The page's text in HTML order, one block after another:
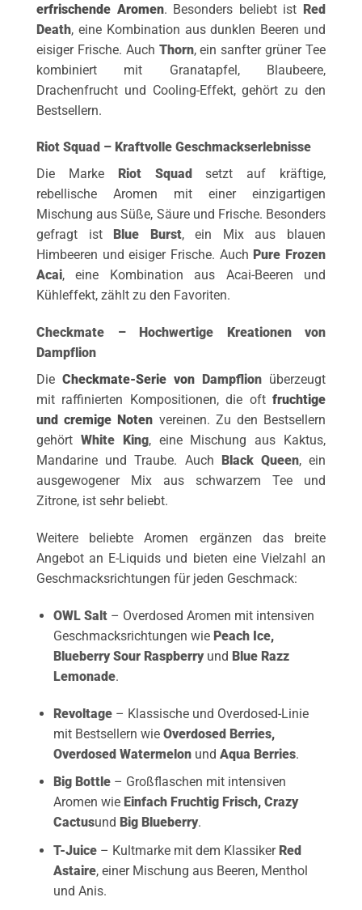
erfrischende Aromen. Besonders beliebt ist Red
Death, eine Kombination aus dunklen Beeren und
eisiger Frische. Auch Thorn, ein sanfter grüner Tee
kombiniert mit Granatapfel, Blaubeere,
Drachenfrucht und Cooling-Effekt, gehört zu den
Bestsellern.
Riot Squad – Kraftvolle Geschmackserlebnisse
Die Marke
Riot Squad
setzt auf kräftige,
rebellische Aromen mit einer einzigartigen
Mischung aus Süße, Säure und Frische. Besonders
gefragt ist
Blue Burst, ein Mix aus blauen
Himbeeren und eisiger Frische. Auch Pure Frozen
Acai, eine Kombination aus Acai-Beeren und
Kühleffekt, zählt zu den Favoriten.
Checkmate – Hochwertige Kreationen von
Dampflion
Die Checkmate-Serie von Dampflion überzeugt
mit raffinierten Kompositionen, die oft fruchtige
und cremige Noten vereinen. Zu den Bestsellern
gehört White King, eine Mischung aus Kaktus,
Mandarine und Traube. Auch
Black Queen, ein
ausgewogener Mix aus schwarzem Tee und
Zitrone, ist sehr beliebt.
Weitere beliebte Aromen ergänzen das breite
Angebot an E-Liquids und bieten eine Vielzahl an
Geschmacksrichtungen für jeden Geschmack:
OWL Salt– Overdosed Aromen mit intensiven
Geschmacksrichtungen wie Peach Ice,
Blueberry Sour Raspberry und Blue Razz
Lemonade.
Revoltage – Klassische und Overdosed-Linie
mit Bestsellern wie Overdosed Berries,
Overdosed Watermelon und Aqua Berries.
Big Bottle– Großflaschen mit intensiven
Aromen wie Einfach Fruchtig Frisch, Crazy
Cactusund Big Blueberry.
T-Juice– Kultmarke mit dem Klassiker Red
Astaire, einer Mischung aus Beeren, Menthol
und Anis.